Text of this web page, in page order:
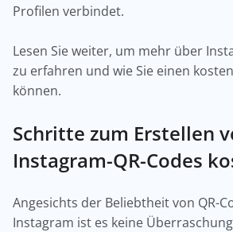
Profilen verbindet.
Lesen Sie weiter, um mehr über
zu erfahren und wie Sie einen
können.
Schritte zum Erstellen
Instagram-QR-Codes
Angesichts der Beliebtheit von QR-
Instagram ist es keine